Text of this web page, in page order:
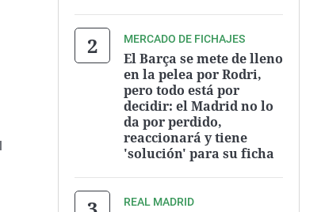
MERCADO DE FICHAJES
El Barça se mete de lleno
en la pelea por Rodri,
pero todo está por
decidir: el Madrid no lo
da por perdido,
reaccionará y tiene
'solución' para su ficha
REAL MADRID